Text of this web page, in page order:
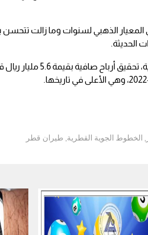
المعيار الذهبي لسنوات وما زالت تتحسن
الحديثة.
والشهر الماضي، أعلنت الجوية القطرية،
, الخطوط الجوية القطرية, طيران قطر